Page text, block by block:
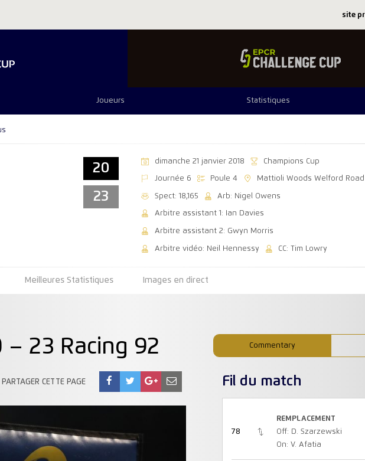
site
Joueurs Statistiques
20
23
dimanche 21 janvier 2018 Champions Cup
Journée 6 Poule 4 Mattioli Woods Welford Road
Spect: 18,165 Arb: Nigel Owens
Arbitre assistant 1: Ian Davies
Arbitre assistant 2: Gwyn Morris
Arbitre vidéo: Neil Hennessy CC: Tim Lowry
Meilleures Statistiques Images en direct
Commentary
– 23 Racing 92
PARTAGER CETTE PAGE Fil du match
78
REMPLACEMENT
Off: D. Szarzewski
On: V. Afatia